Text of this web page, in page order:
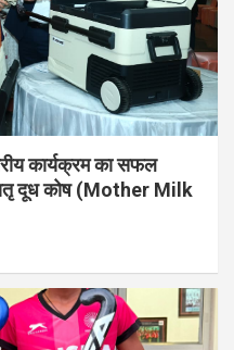
कार्यक्रम का सफल
दूध कोष (Mother Milk